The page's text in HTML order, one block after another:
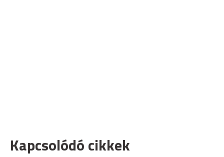
Kapcsolódó cikkek